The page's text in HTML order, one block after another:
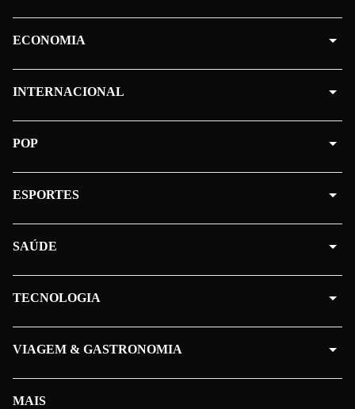
MAIS
ECONOMIA
INTERNACIONAL
POP
ESPORTES
SAÚDE
TECNOLOGIA
VIAGEM & GASTRONOMIA